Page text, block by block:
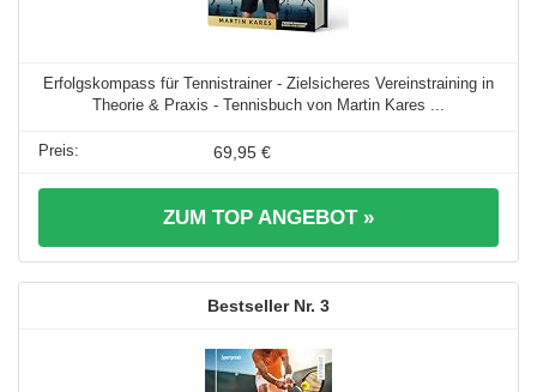
Erfolgskompass für Tennistrainer - Zielsicheres Vereinstraining in
Theorie & Praxis - Tennisbuch von Martin Kares ...
69,95 €
ZUM TOP ANGEBOT »
3